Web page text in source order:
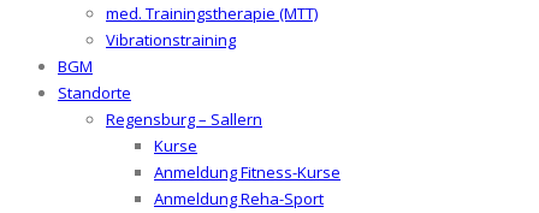
med. Trainingstherapie (MTT)
Vibrationstraining
BGM
Standorte
Regensburg – Sallern
Kurse
Anmeldung Fitness-Kurse
Anmeldung Reha-Sport